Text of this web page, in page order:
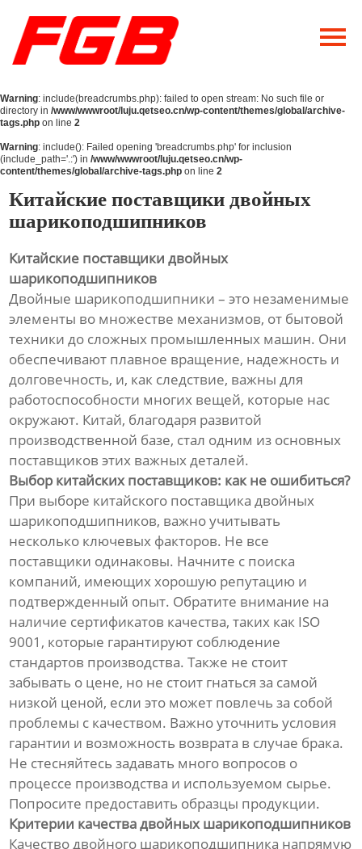
Главная
О Нас
Продукция
Новости
Warning: include(breadcrumbs.php): failed to open stream: No such file or
directory in /www/wwwroot/luju.qetseo.cn/wp-content/themes/global/archive-
tags.php on line 2
Warning: include(): Failed opening 'breadcrumbs.php' for inclusion
(include_path='.:') in /www/wwwroot/luju.qetseo.cn/wp-
content/themes/global/archive-tags.php on line 2
Китайские поставщики двойных
шарикоподшипников
Китайские поставщики двойных
шарикоподшипников
Двойные шарикоподшипники – это незаменимые
элементы во множестве механизмов, от бытовой
техники до сложных промышленных машин. Они
обеспечивают плавное вращение, надежность и
долговечность, и, как следствие, важны для
работоспособности многих вещей, которые нас
окружают. Китай, благодаря развитой
производственной базе, стал одним из основных
поставщиков этих важных деталей.
Выбор китайских поставщиков: как не ошибиться?
При выборе китайского поставщика двойных
шарикоподшипников, важно учитывать
несколько ключевых факторов. Не все
поставщики одинаковы. Начните с поиска
компаний, имеющих хорошую репутацию и
подтвержденный опыт. Обратите внимание на
наличие сертификатов качества, таких как ISO
9001, которые гарантируют соблюдение
стандартов производства. Также не стоит
забывать о цене, но не стоит гнаться за самой
низкой ценой, если это может повлечь за собой
проблемы с качеством. Важно уточнить условия
гарантии и возможность возврата в случае брака.
Не стесняйтесь задавать много вопросов о
процессе производства и используемом сырье.
Попросите предоставить образцы продукции.
Критерии качества двойных шарикоподшипников
Качество двойного шарикоподшипника напрямую